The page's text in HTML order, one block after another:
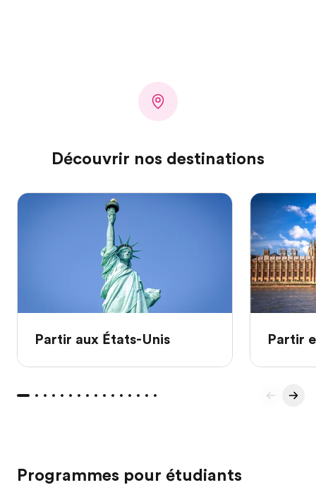
Découvrir nos destinations
Partir aux États-Unis Partir
Programmes pour étudiants